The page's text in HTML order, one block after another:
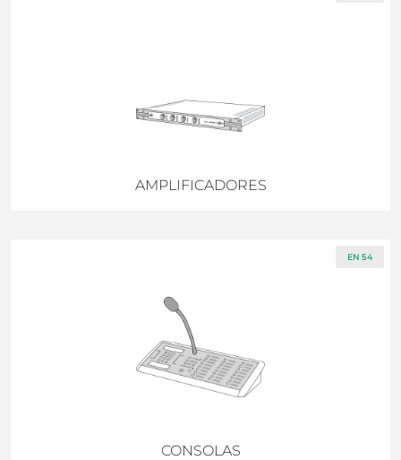
AMPLIFICADORES
EN 54
CONSOLAS